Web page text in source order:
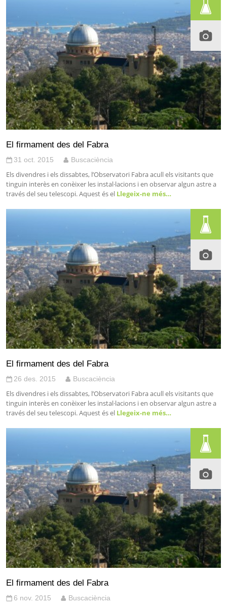
El firmament des del Fabra
31 oct. 2015 Buscaciència
Els divendres i els dissabtes, l’Observatori Fabra acull els visitants que
tinguin interès en conèixer les instal·lacions i en observar algun astre a
través del seu telescopi. Aquest és el Llegeix-ne més…
El firmament des del Fabra
26 des. 2015 Buscaciència
Els divendres i els dissabtes, l’Observatori Fabra acull els visitants que
tinguin interès en conèixer les instal·lacions i en observar algun astre a
través del seu telescopi. Aquest és el Llegeix-ne més…
El firmament des del Fabra
6 nov. 2015 Buscaciència